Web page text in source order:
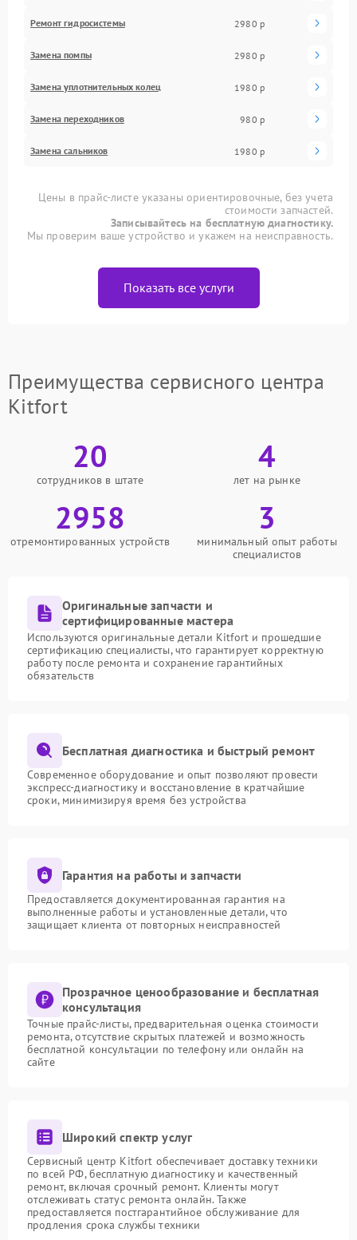
Ремонт гидросистемы 2980 р
Замена помпы 2980 р
Замена уплотнительных колец 1980 р
Замена переходников 980 р
Замена сальников 1980 р
Цены в прайс-листе указаны ориентировочные, без учета
стоимости запчастей.
Записывайтесь на бесплатную диагностику.
Мы проверим ваше устройство и укажем на неисправность.
Показать все услуги
Преимущества сервисного центра
Kitfort
20
сотрудников в штате
4
лет на рынке
2958
отремонтированных устройств
3
минимальный опыт работы
специалистов
Оригинальные запчасти и
сертифицированные мастера
Используются оригинальные детали Kitfort и прошедшие
сертификацию специалисты, что гарантирует корректную
работу после ремонта и сохранение гарантийных
обязательств
Бесплатная диагностика и быстрый ремонт
Современное оборудование и опыт позволяют провести
экспресс-диагностику и восстановление в кратчайшие
сроки, минимизируя время без устройства
Гарантия на работы и запчасти
Предоставляется документированная гарантия на
выполненные работы и установленные детали, что
защищает клиента от повторных неисправностей
Прозрачное ценообразование и бесплатная
консультация
Точные прайс-листы, предварительная оценка стоимости
ремонта, отсутствие скрытых платежей и возможность
бесплатной консультации по телефону или онлайн на
сайте
Широкий спектр услуг
Сервисный центр Kitfort обеспечивает доставку техники
по всей РФ, бесплатную диагностику и качественный
ремонт, включая срочный ремонт. Клиенты могут
отслеживать статус ремонта онлайн. Также
предоставляется постгарантийное обслуживание для
продления срока службы техники